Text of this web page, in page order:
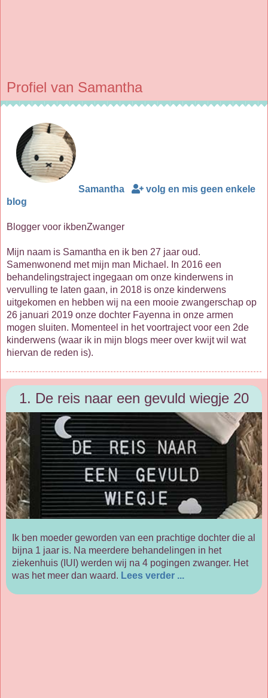
Profiel van Samantha
Samantha
volg en mis geen enkele
blog
Blogger voor ikbenZwanger
Mijn naam is Samantha en ik ben 27 jaar oud.
Samenwonend met mijn man Michael. In 2016 een
behandelingstraject ingegaan om onze kinderwens in
vervulling te laten gaan, in 2018 is onze kinderwens
uitgekomen en hebben wij na een mooie zwangerschap op
26 januari 2019 onze dochter Fayenna in onze armen
mogen sluiten. Momenteel in het voortraject voor een 2de
kinderwens (waar ik in mijn blogs meer over kwijt wil wat
hiervan de reden is).
1. De reis naar een gevuld wiegje 20
Ik ben moeder geworden van een prachtige dochter die al
bijna 1 jaar is. Na meerdere behandelingen in het
ziekenhuis (IUI) werden wij na 4 pogingen zwanger. Het
was het meer dan waard. Lees verder ...